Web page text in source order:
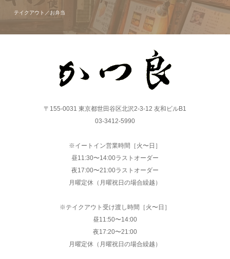
テイクアウト／お弁当
〒155-0031 東京都世田谷区北沢2-3-12 友和ビルB1
03-3412-5990
※イートイン営業時間［火〜日］
昼11:30〜14:00ラストオーダー
夜17:00〜21:00ラストオーダー
月曜定休（月曜祝日の場合繰越）
※テイクアウト受け渡し時間［火〜日］
昼11:50〜14:00
夜17:20〜21:00
月曜定休（月曜祝日の場合繰越）